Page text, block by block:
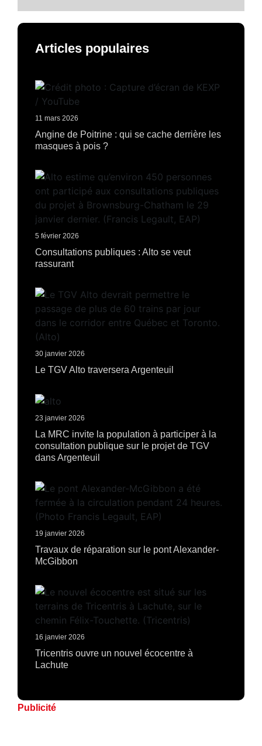
Articles populaires
11 mars 2026
Angine de Poitrine : qui se cache derrière les
masques à pois ?
5 février 2026
Consultations publiques : Alto se veut
rassurant
30 janvier 2026
Le TGV Alto traversera Argenteuil
23 janvier 2026
La MRC invite la population à participer à la
consultation publique sur le projet de TGV
dans Argenteuil
19 janvier 2026
Travaux de réparation sur le pont Alexander-
McGibbon
16 janvier 2026
Tricentris ouvre un nouvel écocentre à
Lachute
Publicité